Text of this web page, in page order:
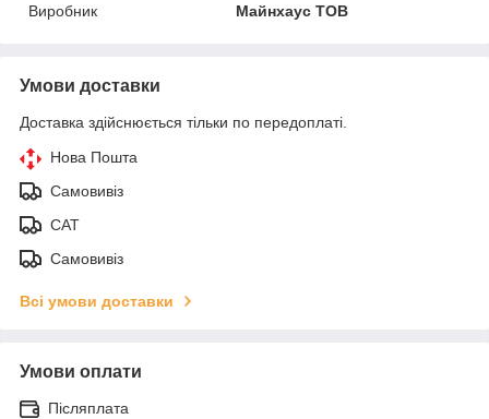
Виробник
Майнхаус ТОВ
Умови доставки
Доставка здійснюється тільки по передоплаті.
Нова Пошта
Самовивіз
САТ
Самовивіз
Всі умови доставки
Умови оплати
Післяплата